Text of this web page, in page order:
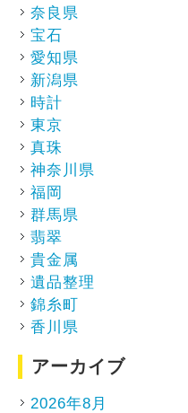
奈良県
宝石
愛知県
新潟県
時計
東京
真珠
神奈川県
福岡
群馬県
翡翠
貴金属
遺品整理
錦糸町
香川県
アーカイブ
2026年8月